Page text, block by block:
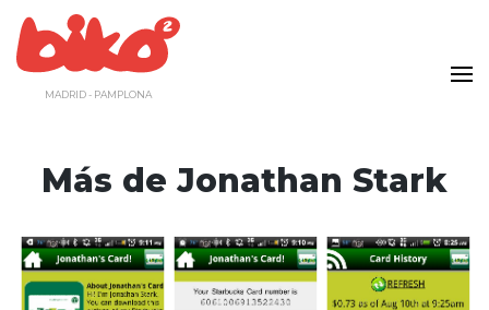
contenido
MADRID - PAMPLONA
Más de Jonathan Stark